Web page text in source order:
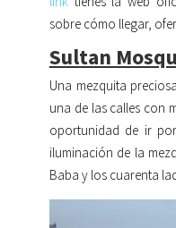
sobre cómo llegar,
Sultan
Una mezquita
una de las calles con
oportunidad de ir
iluminación de la
Baba y los cuarenta